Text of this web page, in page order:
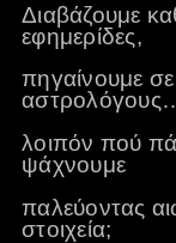
Διαβάζουμε
εφημερίδες,
πηγαίνουμε
λοιπόν πού
ψάχνουμε
παλεύοντας
στοιχεία;